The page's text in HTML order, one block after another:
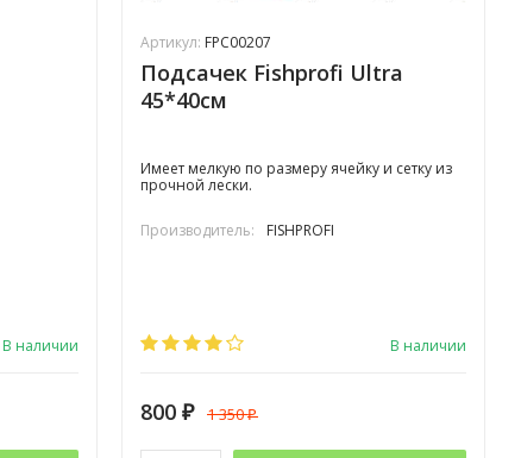
В наличии
Артикул: FPC00207
Подсачек Fishprofi Ultra
45*40см
Имеет мелкую по размеру ячейку и сетку из
прочной лески.
Производитель: FISHPROFI
В наличии
800 ₽ 1 350₽